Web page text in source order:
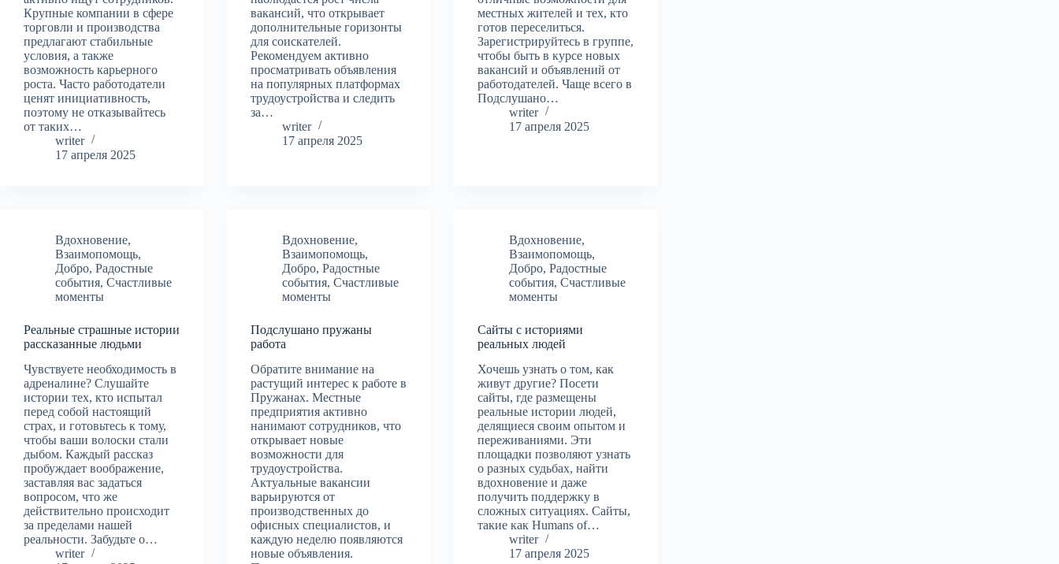
Крупные компании в сфере
торговли и производства
предлагают стабильные
условия, а также
возможность карьерного
роста. Часто работодатели
ценят инициативность,
поэтому не отказывайтесь
от таких…
writer
17 апреля 2025
вакансий, что открывает
дополнительные горизонты
для соискателей.
Рекомендуем активно
просматривать объявления
на популярных платформах
трудоустройства и следить
за…
writer
17 апреля 2025
местных жителей и тех, кто
готов переселиться.
Зарегистрируйтесь в группе,
чтобы быть в курсе новых
вакансий и объявлений от
работодателей. Чаще всего в
Подслушано…
writer
17 апреля 2025
Вдохновение,
Взаимопомощь,
Добро, Радостные
события, Счастливые
моменты
Реальные страшные истории
рассказанные людьми
Чувствуете необходимость в
адреналине? Слушайте
истории тех, кто испытал
перед собой настоящий
страх, и готовьтесь к тому,
чтобы ваши волоски стали
дыбом. Каждый рассказ
пробуждает воображение,
заставляя вас задаться
вопросом, что же
действительно происходит
за пределами нашей
реальности. Забудьте о…
writer
Вдохновение,
Взаимопомощь,
Добро,Радостные
события,Счастливые
моменты
Подслушано пружаны
работа
Обратите внимание на
растущий интерес к работе в
Пружанах. Местные
предприятия активно
нанимают сотрудников, что
открывает новые
возможности для
трудоустройства.
Актуальные вакансии
варьируются от
производственных до
офисных специалистов, и
каждую неделю появляются
новые объявления.
Вдохновение,
Взаимопомощь,
Добро,Радостные
события,Счастливые
моменты
Сайты с историями
реальных людей
Хочешь узнать о том, как
живут другие? Посети
сайты, где размещены
реальные истории людей,
делящиеся своим опытом и
переживаниями. Эти
площадки позволяют узнать
о разных судьбах, найти
вдохновение и даже
получить поддержку в
сложных ситуациях. Сайты,
такие как Humans of…
writer
17 апреля 2025